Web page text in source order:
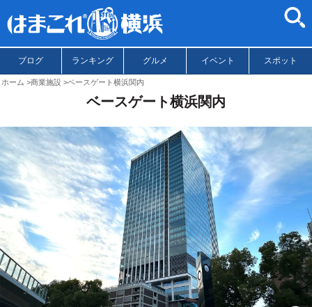
ブログ ランキング グルメ イベント スポット
ホーム 商業施設 ベースゲート横浜関内
ベースゲート横浜関内